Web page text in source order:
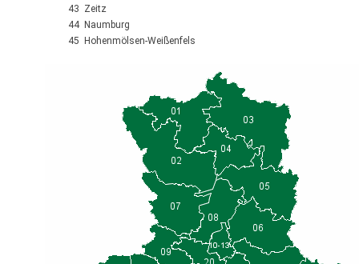
43 Zeitz
44 Naumburg
45 Hohenmölsen-Weißenfels